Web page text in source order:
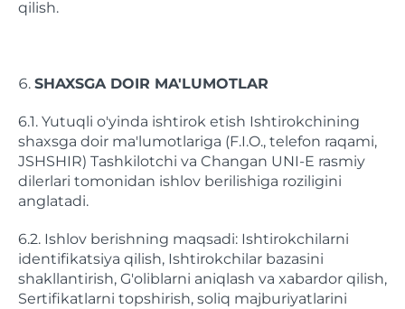
qilish.
SHAXSGA DOIR MA'LUMOTLAR
6.1. Yutuqli o'yinda ishtirok etish Ishtirokchining
shaxsga doir ma'lumotlariga (F.I.O., telefon raqami,
JSHSHIR) Tashkilotchi va Changan UNI-E rasmiy
dilerlari tomonidan ishlov berilishiga roziligini
anglatadi.
6.2. Ishlov berishning maqsadi: Ishtirokchilarni
identifikatsiya qilish, Ishtirokchilar bazasini
shakllantirish, G'oliblarni aniqlash va xabardor qilish,
Sertifikatlarni topshirish, soliq majburiyatlarini